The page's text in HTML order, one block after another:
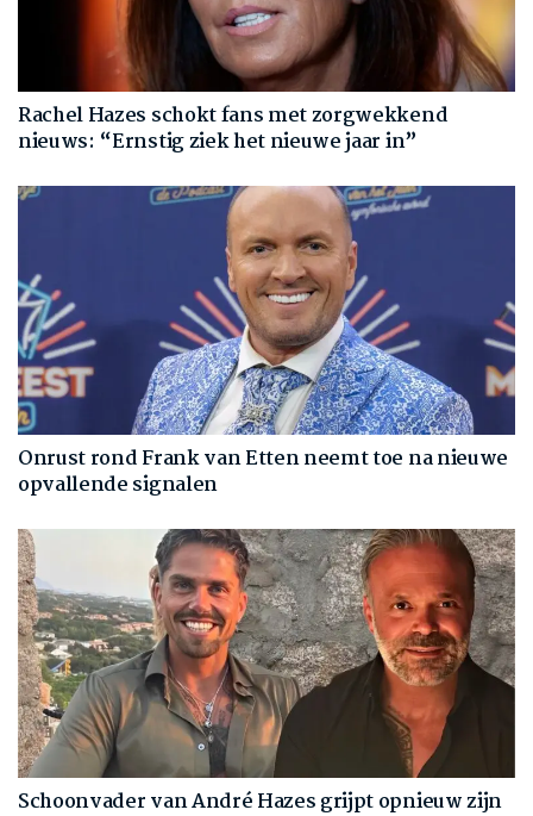
Rachel Hazes schokt fans met zorgwekkend
nieuws: “Ernstig ziek het nieuwe jaar in”
Onrust rond Frank van Etten neemt toe na nieuwe
opvallende signalen
Schoonvader van André Hazes grijpt opnieuw zijn